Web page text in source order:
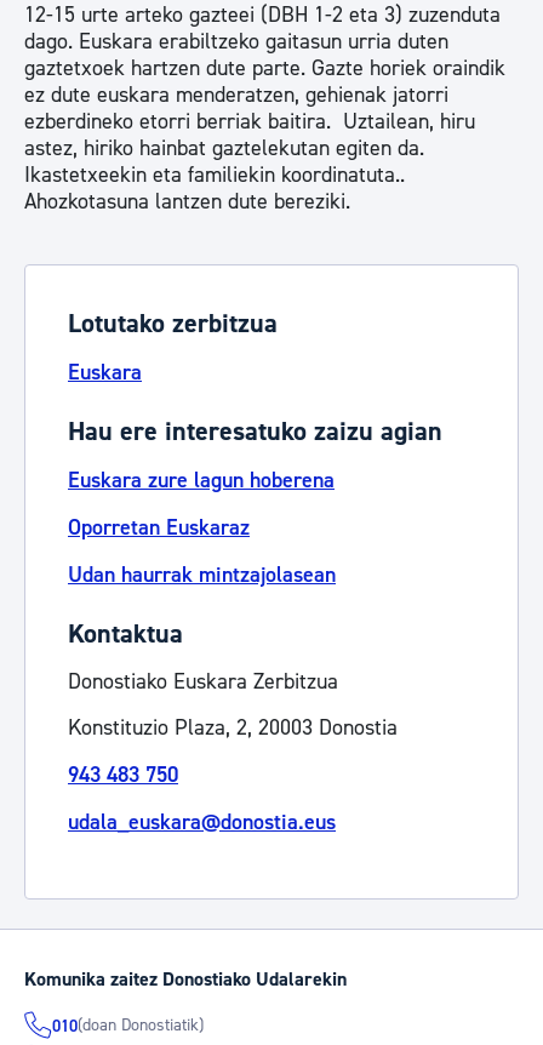
12-15 urte arteko gazteei (DBH 1-2 eta 3) zuzenduta
dago. Euskara erabiltzeko gaitasun urria duten
gaztetxoek hartzen dute parte. Gazte horiek oraindik
ez dute euskara menderatzen, gehienak jatorri
ezberdineko etorri berriak baitira. Uztailean, hiru
astez, hiriko hainbat gaztelekutan egiten da.
Ikastetxeekin eta familiekin koordinatuta..
Ahozkotasuna lantzen dute bereziki.
Lotutako zerbitzua
Euskara
Hau ere interesatuko zaizu agian
Euskara zure lagun hoberena
Oporretan Euskaraz
Udan haurrak mintzajolasean
Kontaktua
Donostiako Euskara Zerbitzua
Konstituzio Plaza, 2, 20003 Donostia
943 483 750
udala_euskara@donostia.eus
Komunika zaitez Donostiako Udalarekin
010(doan Donostiatik)